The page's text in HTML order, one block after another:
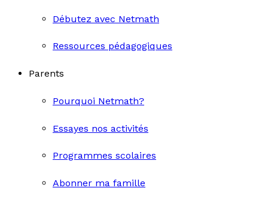
Débutez avec Netmath
Ressources pédagogiques
Parents
Pourquoi Netmath?
Essayes nos activités
Programmes scolaires
Abonner ma famille